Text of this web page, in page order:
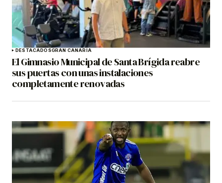
DESTACADOSGRAN CANARIA
El Gimnasio Municipal de Santa Brígida reabre
sus puertas con unas instalaciones
completamente renovadas